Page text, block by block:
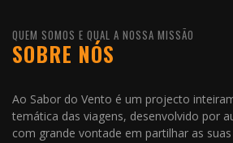
QUEM SOMOS E QUAL A NOSSA MISSÃO
SOBRE NÓS
Ao Sabor do Vento é um projecto
temática das viagens, desenvolvido por
com grande vontade em partilhar as